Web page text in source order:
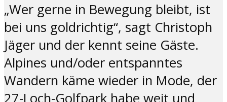
„Wer gerne in Bewegung bleibt, ist
bei uns goldrichtig“, sagt Christoph
Jäger und der kennt seine Gäste.
Alpines und/oder entspanntes
Wandern käme wieder in Mode, der
27-Loch-Golfpark habe weit und